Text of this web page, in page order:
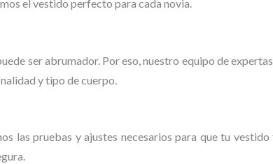
el vestido perfecto para cada novia.
ser abrumador. Por eso, nuestro equipo de
y tipo de cuerpo.
las pruebas y ajustes necesarios para que tu